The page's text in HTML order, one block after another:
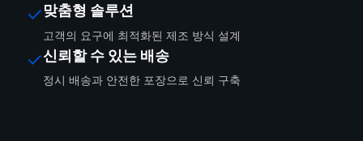
✓맞춤형 솔루션
고객의 요구에 최적화된 제조 방식 설계
✓신뢰할 수 있는 배송
정시 배송과 안전한 포장으로 신뢰 구축